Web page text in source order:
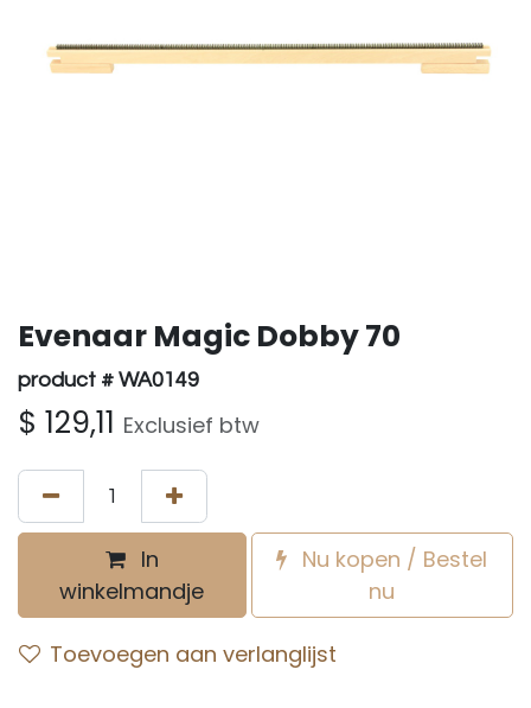
Evenaar Magic Dobby 70
product # WA0149
$ 129,11 Exclusief btw
In
winkelmandje
Nu kopen / Bestel
nu
Toevoegen aan verlanglijst